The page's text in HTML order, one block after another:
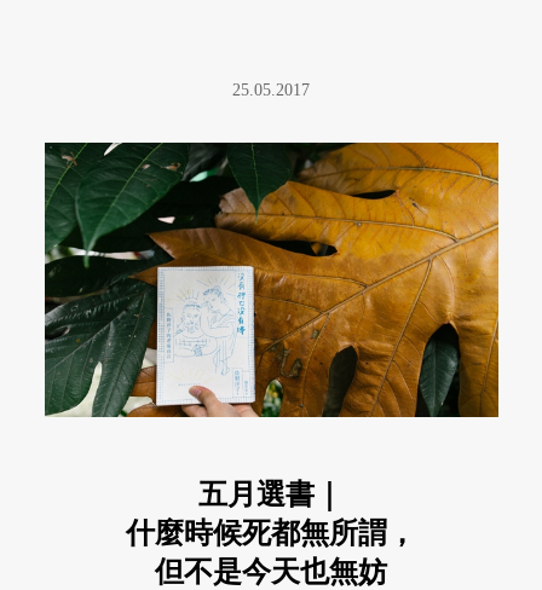
25.05.2017
五月選書｜
什麼時候死都無所謂，
但不是今天也無妨